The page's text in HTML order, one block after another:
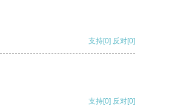
支持[0] 反对[0]
支持[0] 反对[0]